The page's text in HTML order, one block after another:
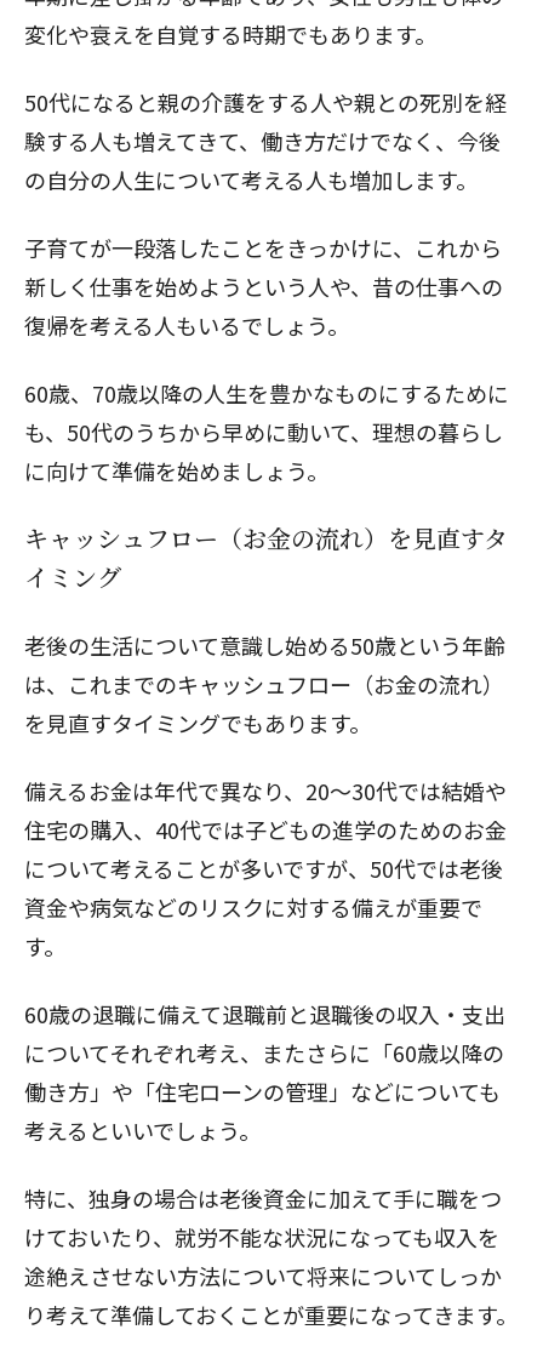
変化や衰えを自覚する時期でもあります。
50代になると親の介護をする人や親との死別を経
験する人も増えてきて、働き方だけでなく、今後
の自分の人生について考える人も増加します。
子育てが一段落したことをきっかけに、これから
新しく仕事を始めようという人や、昔の仕事への
復帰を考える人もいるでしょう。
60歳、70歳以降の人生を豊かなものにするために
も、50代のうちから早めに動いて、理想の暮らし
に向けて準備を始めましょう。
キャッシュフロー（お金の流れ）を見直すタ
イミング
老後の生活について意識し始める50歳という年齢
は、これまでのキャッシュフロー（お金の流れ）
を見直すタイミングでもあります。
備えるお金は年代で異なり、20〜30代では結婚や
住宅の購入、40代では子どもの進学のためのお金
について考えることが多いですが、50代では老後
資金や病気などのリスクに対する備えが重要で
す。
60歳の退職に備えて退職前と退職後の収入・支出
についてそれぞれ考え、またさらに「60歳以降の
働き方」や「住宅ローンの管理」などについても
考えるといいでしょう。
特に、独身の場合は老後資金に加えて手に職をつ
けておいたり、就労不能な状況になっても収入を
途絶えさせない方法について将来についてしっか
り考えて準備しておくことが重要になってきます。